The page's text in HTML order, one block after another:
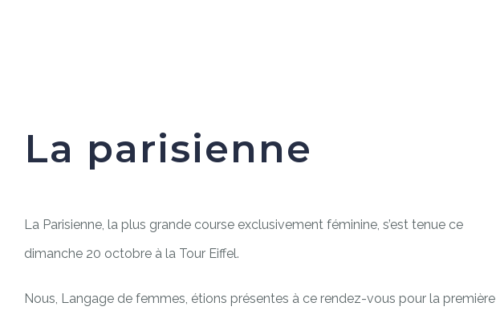
La parisienne
La Parisienne, la plus grande course exclusivement féminine, s’est tenue ce
dimanche 20 octobre à la Tour Eiffel.
Nous, Langage de femmes, étions présentes à ce rendez-vous pour la première